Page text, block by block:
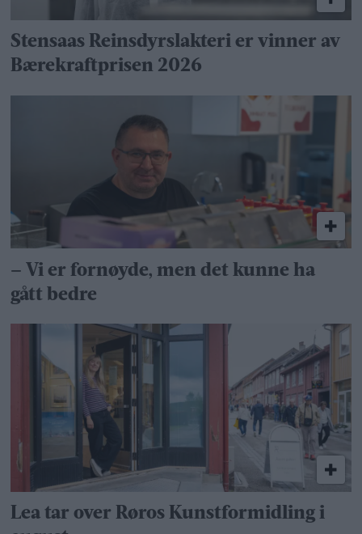
Stensaas Reinsdyrslakteri er vinner av
Bærekraftprisen 2026
– Vi er fornøyde, men det kunne ha
gått bedre
Lea tar over Røros Kunstformidling i